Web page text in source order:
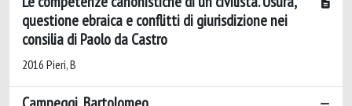
questione ebraica e conflitti di giurisdizione nei
consilia di Paolo da Castro
2016 Pieri, B